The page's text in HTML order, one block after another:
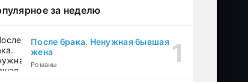
за неделю
После брака. Ненужная бывшая
жена
Романы